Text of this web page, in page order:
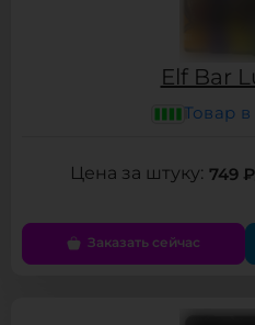
Elf Bar
Товар
749 ₽
Заказать сейчас